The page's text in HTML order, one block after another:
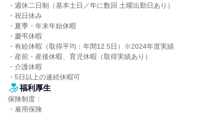
・週休二日制（基本土日／年に数回 土曜出勤日あり）
・祝日休み
・夏季・年末年始休暇
・慶弔休暇
・有給休暇（取得平均：年間12.5日）※2024年度実績
・産前・産後休暇、育児休暇（取得実績あり）
・介護休暇
・5日以上の連続休暇可
福利厚生
保険制度：
・雇用保険